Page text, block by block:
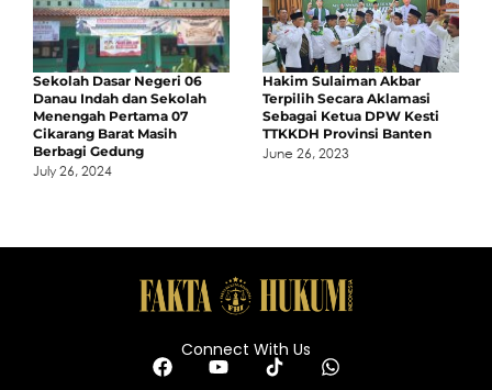
Sekolah Dasar Negeri 06
Danau Indah dan Sekolah
Menengah Pertama 07
Cikarang Barat Masih
Berbagi Gedung
July 26, 2024
Hakim Sulaiman Akbar
Terpilih Secara Aklamasi
Sebagai Ketua DPW Kesti
TTKKDH Provinsi Banten
June 26, 2023
Connect With Us